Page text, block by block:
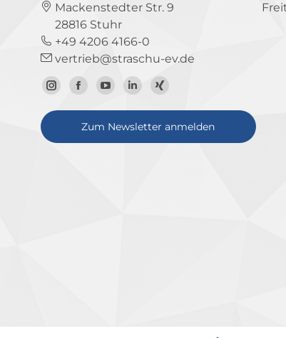
Mackenstedter Str. 9
28816 Stuhr
+49 4206 4166-0
vertrieb@straschu-ev.de
Zum
Instagram-
Zur
Facebook-
Seite
Zum
YouTube-
Kanal
Zum
LinkedIn-
Profil
Zum
Xing-
Profil
Zum Newsletter anmelden